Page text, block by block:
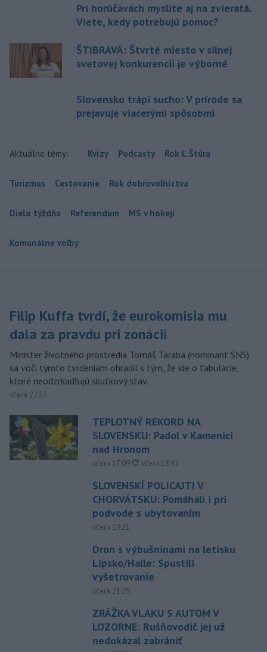
Pri horúčavách myslite aj na zvieratá.
Viete, kedy potrebujú pomoc?
ŠTIBRAVÁ: Štvrté miesto v silnej
svetovej konkurencii je výborné
Slovensko trápi sucho: V prírode sa
prejavuje viacerými spôsobmi
Aktuálne témy: Kvízy Podcasty Rok Ľ.Štúra
Turizmus Cestovanie Rok dobrovoľníctva
Dielo týždňa Referendum MS v hokeji
Komunálne voľby
Filip Kuffa tvrdí, že eurokomisia mu
dala za pravdu pri zonácii
Minister životného prostredia Tomáš Taraba (nominant SNS)
sa voči týmto tvrdeniam ohradil s tým, že ide o fabulácie,
ktoré neodzrkadľujú skutkový stav.
včera 22:53
TEPLOTNÝ REKORD NA
SLOVENSKU: Padol v Kamenici
nad Hronom
včera 17:09, aktualizované
včera 18:42
SLOVENSKÍ POLICAJTI V
CHORVÁTSKU: Pomáhali i pri
podvode s ubytovaním
včera 19:21
Dron s výbušninami na letisku
Lipsko/Halle: Spustili
vyšetrovanie
včera 21:29
ZRÁŽKA VLAKU S AUTOM V
LOZORNE: Rušňovodič jej už
nedokázal zabrániť